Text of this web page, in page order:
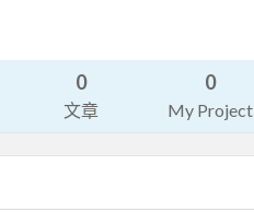
0
文章
0
My Project